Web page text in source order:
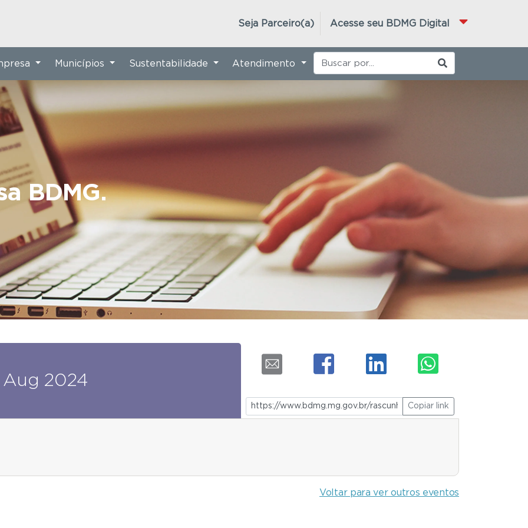
Acesse seu BDMG Digital
Seja Parceiro(a)
BDMG.
Municípios Sustentabilidade Atendimento
Aug 2024
Copiar link
Voltar para ver outros eventos